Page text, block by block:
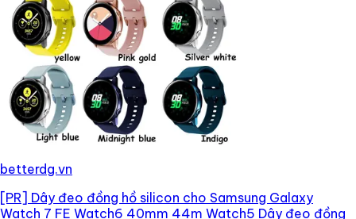
betterdg.vn
[PR] Dây đeo đồng hồ silicon cho Samsung Galaxy
Watch 7 FE Watch6 40mm 44m Watch5 Dây đeo đồng